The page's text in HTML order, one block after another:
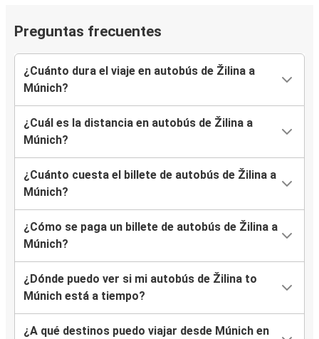
Preguntas frecuentes
¿Cuánto dura el viaje en autobús de Žilina a
Múnich?
¿Cuál es la distancia en autobús de Žilina a
Múnich?
¿Cuánto cuesta el billete de autobús de Žilina a
Múnich?
¿Cómo se paga un billete de autobús de Žilina a
Múnich?
¿Dónde puedo ver si mi autobús de Žilina to
Múnich está a tiempo?
¿A qué destinos puedo viajar desde Múnich en